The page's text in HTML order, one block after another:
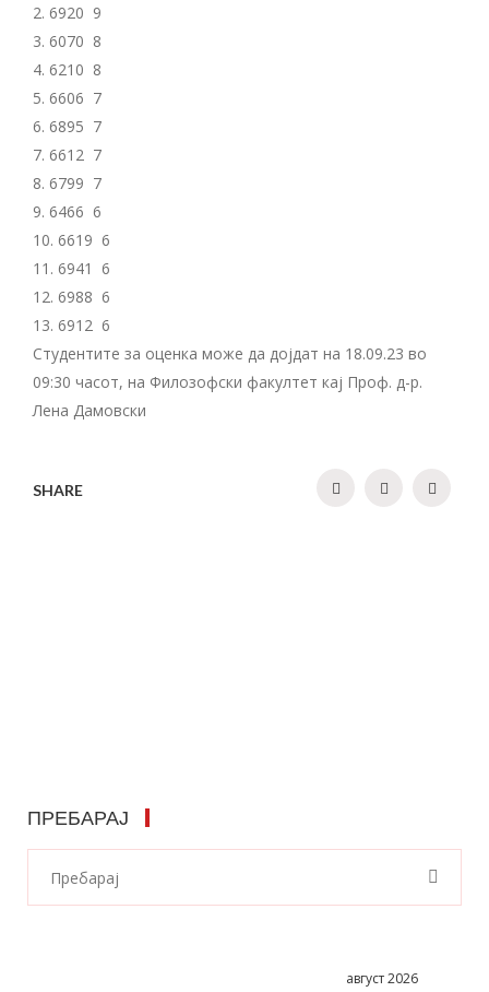
2. 6920 9
3. 6070 8
4. 6210 8
5. 6606 7
6. 6895 7
7. 6612 7
8. 6799 7
9. 6466 6
10. 6619 6
11. 6941 6
12. 6988 6
13. 6912 6
Студентите за оценка може да дојдат на 18.09.23 во
09:30 часот, на Филозофски факултет кај Проф. д-р.
Лена Дамовски
SHARE
ПРЕБАРАЈ
август 2026